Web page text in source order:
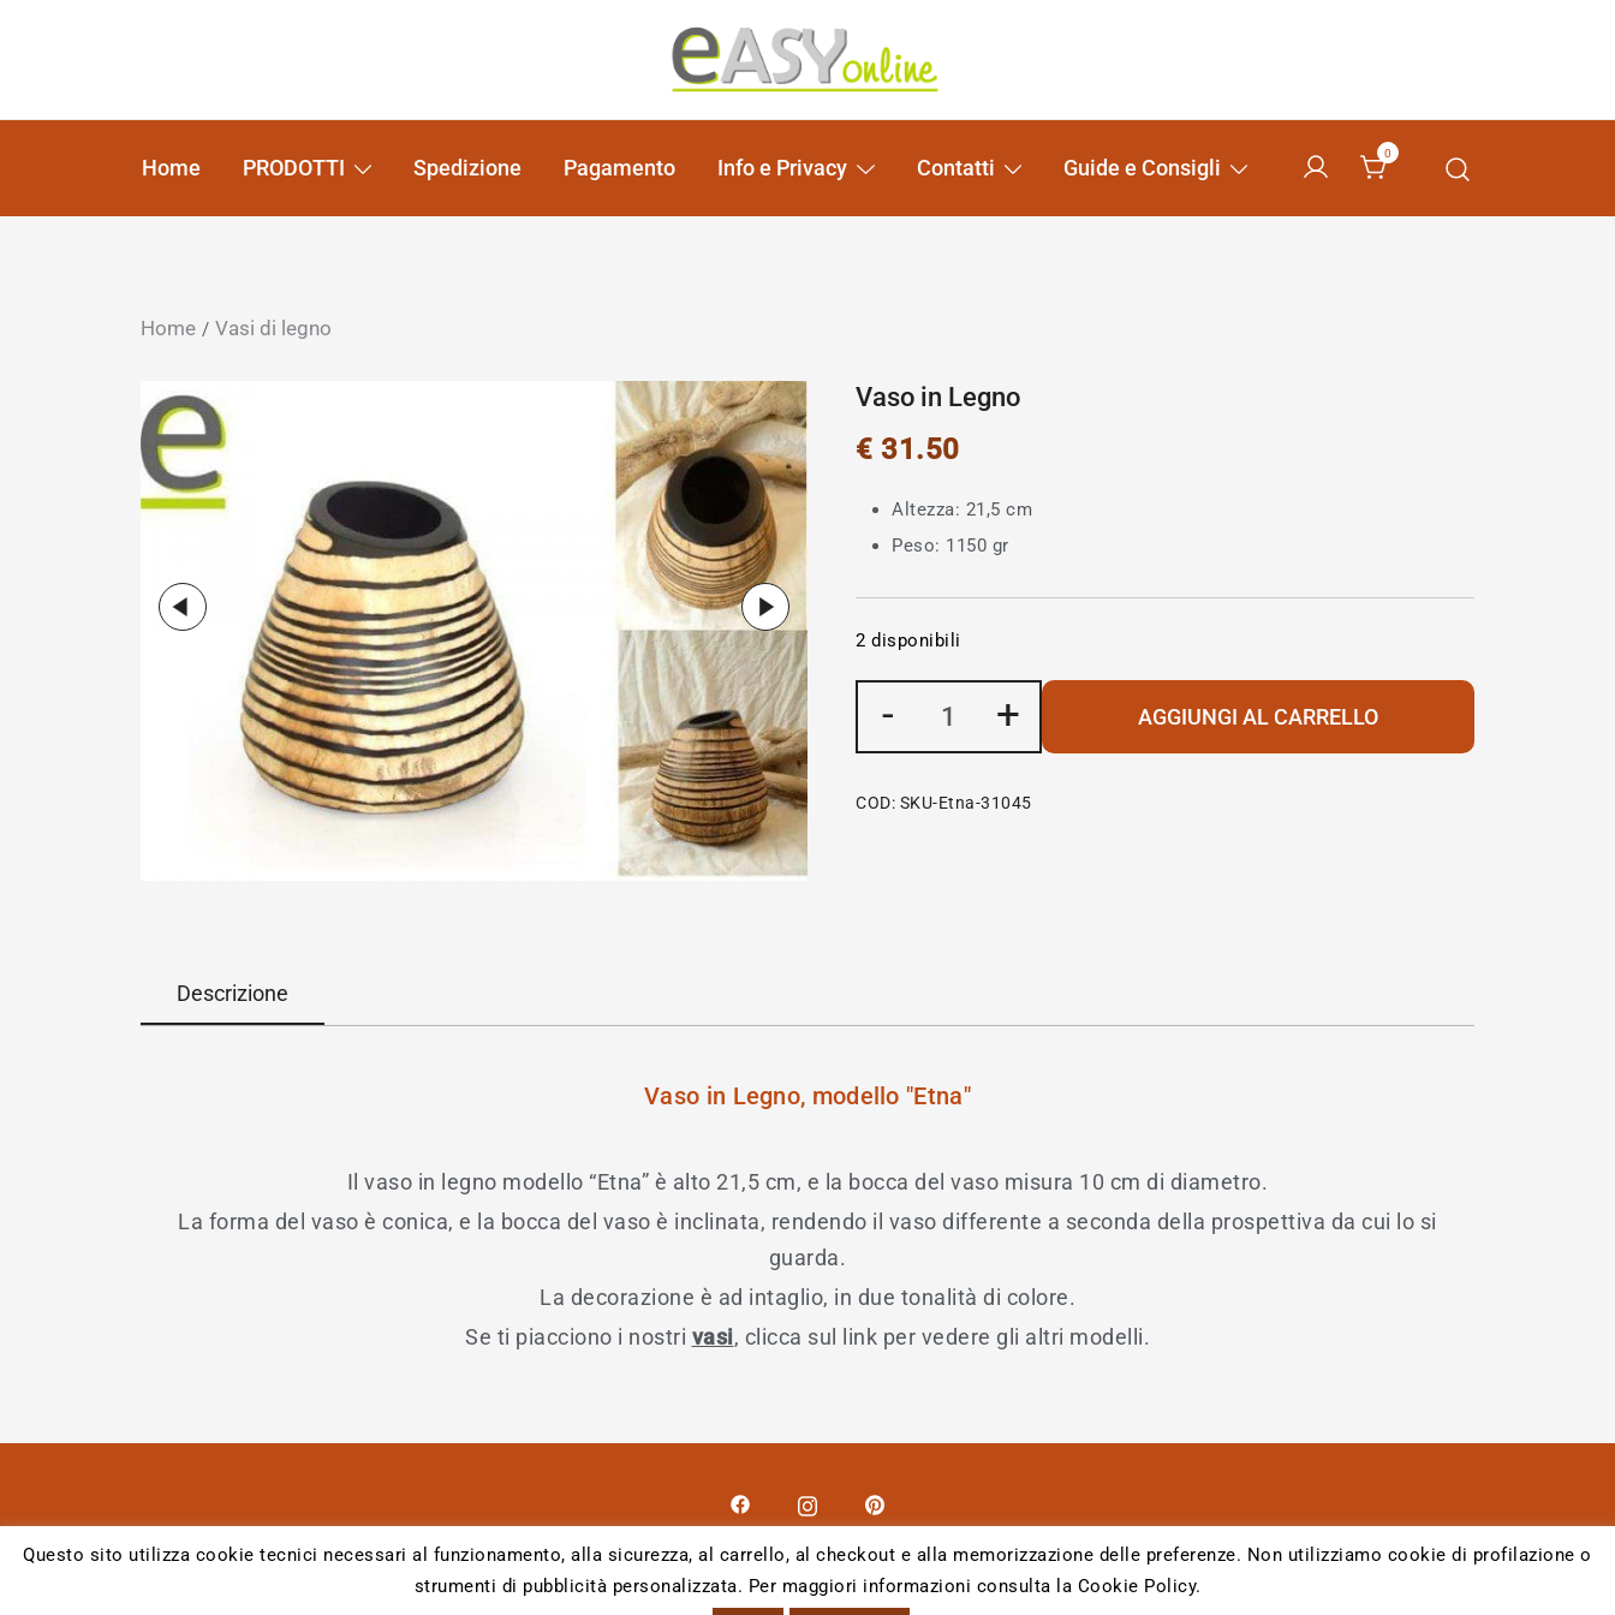
EASY online
Pomelli per Mobili e Artigianato Orientale
Home PRODOTTI Spedizione Pagamento Info e Privacy Contatti Guide e Consigli
0
Home / Vasi di legno
Vaso in Legno
€ 31.50
Altezza: 21,5 cm
Peso: 1150 gr
2 disponibili
- + AGGIUNGI AL CARRELLO
COD: SKU-Etna-31045
Descrizione
Vaso in Legno, modello "Etna"
Il vaso in legno modello “Etna” è alto 21,5 cm, e la bocca del vaso misura 10 cm di diametro.
La forma del vaso è conica, e la bocca del vaso è inclinata, rendendo il vaso differente a seconda della prospettiva da cui lo si
guarda.
La decorazione è ad intaglio, in due tonalità di colore.
Se ti piacciono i nostri vasi, clicca sul link per vedere gli altri modelli.
Questo sito utilizza cookie tecnici necessari al funzionamento, alla sicurezza, al carrello, al checkout e alla memorizzazione delle preferenze. Non utilizziamo cookie di profilazione o
strumenti di pubblicità personalizzata. Per maggiori informazioni consulta la Cookie Policy.